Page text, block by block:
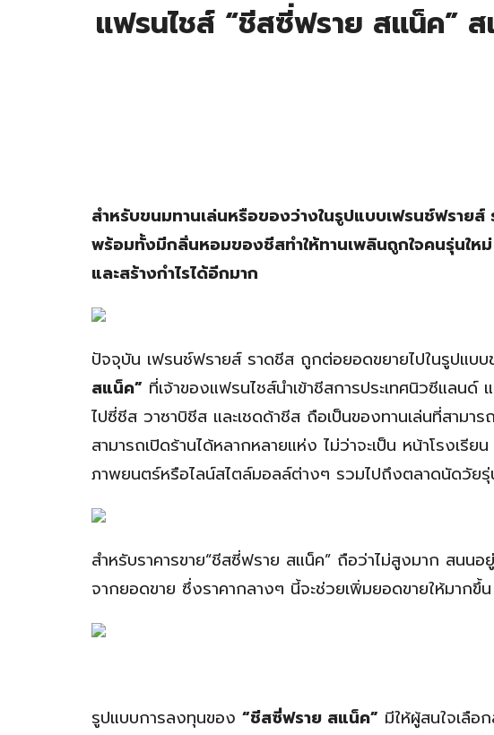
แฟรนไชส์ “ชีสซี่ฟราย สแน็ค”
สำหรับขนมทานเล่นหรือของว่างในรูปแบบเฟรนช์ฟรา
พร้อมทั้งมีกลิ่นหอมของชีสทำให้ทานเพลินถูกใจคนรุ่นใหม่
และสร้างกำไรได้อีกมาก
ปัจจุบัน เฟรนช์ฟรายส์ ราดชีส ถูกต่อยอดขยายไปในรูปแบ
สแน็ค” ที่เจ้าของแฟรนไชส์นำเข้าชีสการประเทศนิวซีแลน
ไปซี่ชีส วาซาบิชีส และเชดด้าชีส ถือเป็นของทานเล่นที่สามา
สามารถเปิดร้านได้หลากหลายแห่ง ไม่ว่าจะเป็น หน้าโรงเรี
ภาพยนตร์หรือไลน์สไตล์มอลล์ต่างๆ รวมไปถึงตลาดนัดวัย
สำหรับราคารขาย“ชีสซี่ฟราย สแน็ค” ถือว่าไม่สูงมาก สนน
จากยอดขาย ซึ่งราคากลางๆ นี้จะช่วยเพิ่มยอดขายให้มากขึ้น
รูปแบบการลงทุนของ “ชีสซี่ฟราย สแน็ค” มีให้ผู้สนใจเลื